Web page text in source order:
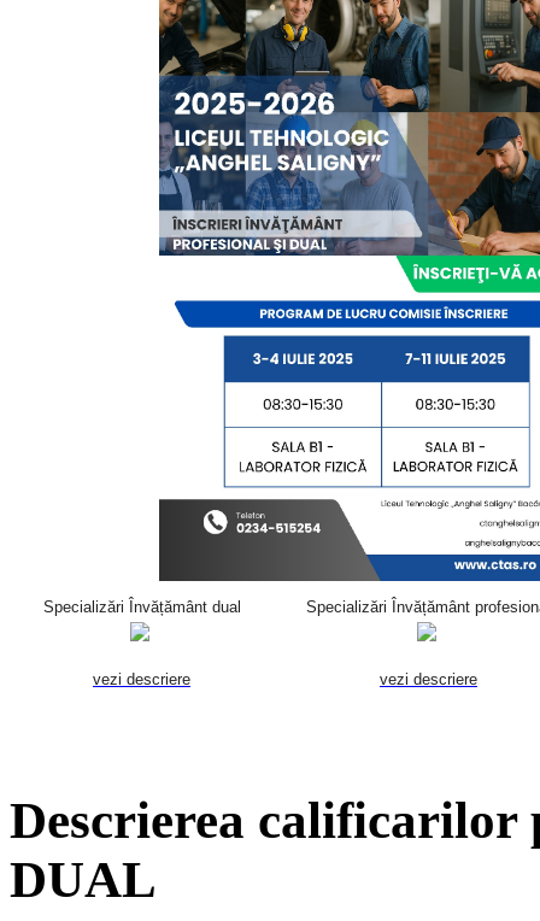
Specializări Învățământ dual Specializări Învățământ
vezi descriere vezi descriere
Descrierea
DUAL